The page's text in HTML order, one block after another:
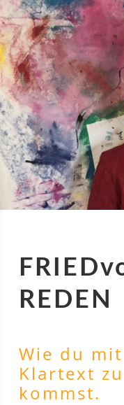
REDEN
Wie du
Klartext
kommst.